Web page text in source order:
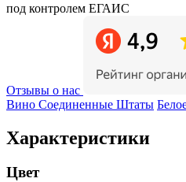
под контролем ЕГАИС
Отзывы о нас
Вино Соединенные Штаты
Характеристики
Цвет